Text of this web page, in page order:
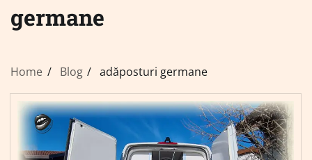
germane
Home Blog adăposturi germane